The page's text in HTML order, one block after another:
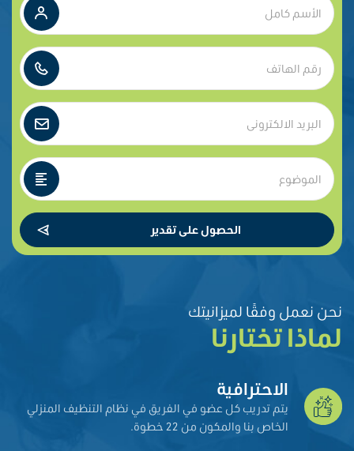
الحصول على تقدير
نحن نعمل وفقًا لميزانيتك
لماذا تختارنا
الاحترافية
يتم تدريب كل عضو في الفريق في نظام التنظيف المنزلي
الخاص بنا والمكون من 22 خطوة.